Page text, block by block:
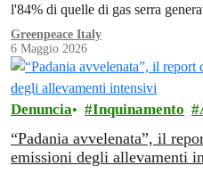
l'84% di quelle di gas serra
Greenpeace Italy
6 Maggio 2026
Denuncia Inquinamento
“Padania avvelenata”, il
emissioni degli allevamenti